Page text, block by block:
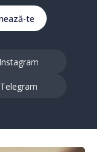
te
Instagram
Telegram